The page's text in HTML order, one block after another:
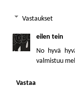
Vastaukset
eilen tein
No hyvä
valmistuu
Vastaa